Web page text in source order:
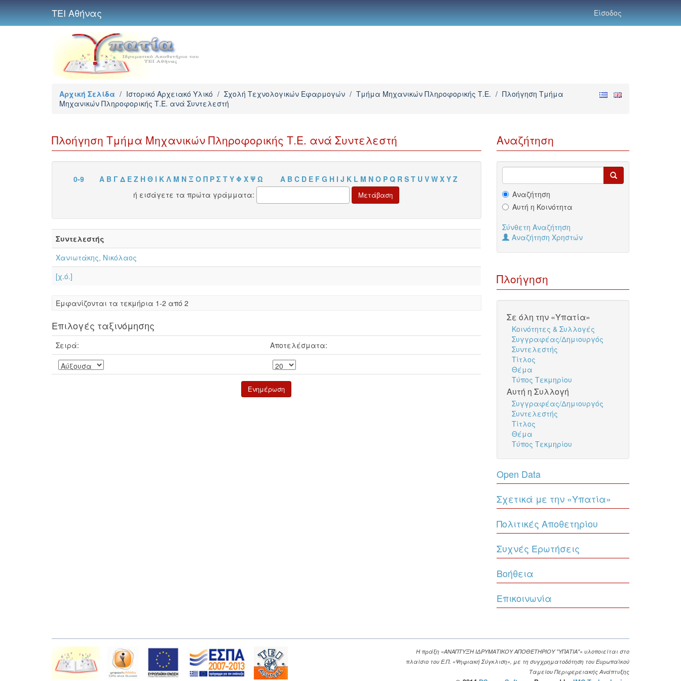
ΤΕΙ Αθήνας Είσοδος
Αρχική Σελίδα / Ιστορικό Αρχειακό Υλικό / Σχολή Τεχνολογικών Εφαρμογών / Τμήμα Μηχανικών Πληροφορικής Τ.Ε. / Πλοήγηση Τμήμα
Μηχανικών Πληροφορικής Τ.Ε. ανά Συντελεστή
Πλοήγηση Τμήμα Μηχανικών Πληροφορικής Τ.Ε. ανά Συντελεστή
0-9 Α Β Γ Δ Ε Ζ Η Θ Ι Κ Λ Μ Ν Ξ Ο Π Ρ Σ Τ Υ Φ Χ Ψ Ω A B C D E F G H I J K L M N O P Q R S T U V W X Y Z
ή εισάγετε τα πρώτα γράμματα:
Συντελεστής
Χανιωτάκης, Νικόλαος
[χ.ό.]
Eμφανίζονται τα τεκμήρια 1-2 από 2
Επιλογές ταξινόμησης
Σειρά: Αποτελέσματα:
Αναζήτηση
Αναζήτηση
Αυτή η Κοινότητα
Σύνθετη Αναζήτηση
Αναζήτηση Χρηστών
Πλοήγηση
Σε όλη την «Υπατία»
Κοινότητες & Συλλογές
Συγγραφέας/Δημιουργός
Συντελεστής
Τίτλος
Θέμα
Τύπος Τεκμηρίου
Αυτή η Συλλογή
Συγγραφέας/Δημιουργός
Συντελεστής
Τίτλος
Θέμα
Τύπος Τεκμηρίου
Open Data
Σχετικά με την «Υπατία»
Πολιτικές Αποθετηρίου
Συχνές Ερωτήσεις
Βοήθεια
Επικοινωνία
Η πράξη «ΑΝΑΠΤΥΞΗ ΙΔΡΥΜΑΤΙΚΟΥ ΑΠΟΘΕΤΗΡΙΟΥ "ΥΠΑΤΙΑ"» υλοποιείται στο
πλαίσιο του Ε.Π. «Ψηφιακή Σύγκλιση», με τη συγχρηματοδότηση του Ευρωπαϊκού
Ταμείου Περιφερειακής Ανάπτυξης